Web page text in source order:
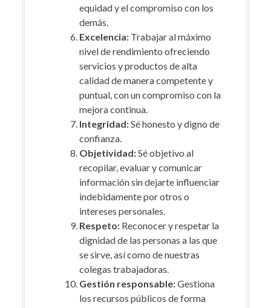
equidad y el compromiso con los
demás.
Excelencia: Trabajar al máximo
nivel de rendimiento ofreciendo
servicios y productos de alta
calidad de manera competente y
puntual, con un compromiso con la
mejora continua.
Integridad:Sé honesto y digno de
confianza.
Objetividad:Sé objetivo al
recopilar, evaluar y comunicar
información sin dejarte influenciar
indebidamente por otros o
intereses personales.
Respeto: Reconocer y respetar la
dignidad de las personas a las que
se sirve, así como de nuestras
colegas trabajadoras.
Gestión responsable:Gestiona
los recursos públicos de forma